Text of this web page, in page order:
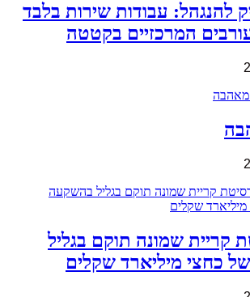
להנגהל: עבודות שירות בלבד
המרכזיים בקטטה
קריית שמונה תוקם בגליל
כחצי מיליארד שקלים